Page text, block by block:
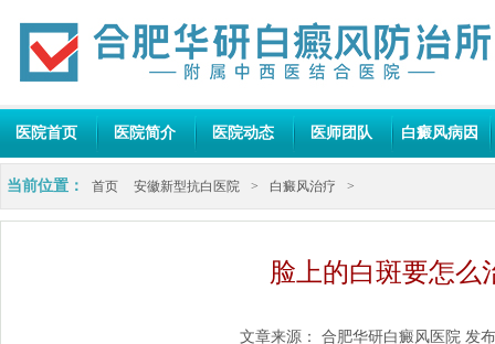
医院首页 医院简介 医院动态 医师团队 白癜风病因
当前位置： 首页 安徽新型抗白医院 > 白癜风治疗 >
脸上的白斑要怎么
文章来源： 合肥华研白癜风医院 发